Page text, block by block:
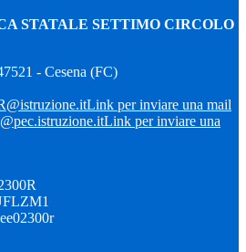
STATALE SETTIMO CIRCOLO
- Cesena (FC)
Link per inviare una mail
Link per inviare una